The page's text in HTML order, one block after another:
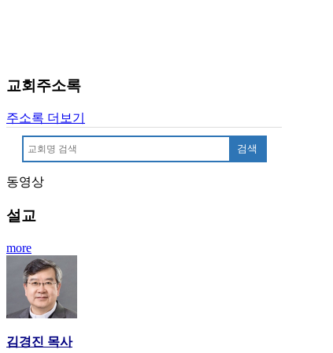
시
알
리
스
가
발
부
아
시
교회주소록
주소록 더보기
검색
동영상
설교
more
김경진 목사